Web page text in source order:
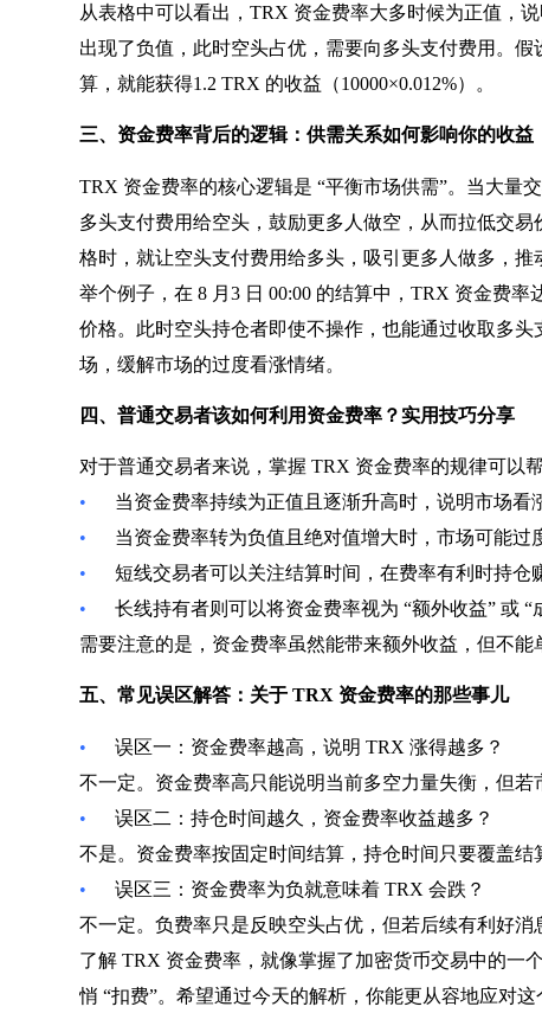
从表格中可以看出，TRX 资金费率大多时候为正值，
出现了负值，此时空头占优，需要向多头支付费用。假
算，就能获得1.2 TRX 的收益（10000×0.012%）。
三、资金费率背后的逻辑：供需关系如何影响你的收益
TRX 资金费率的核心逻辑是 “平衡市场供需”。当大量
多头支付费用给空头，鼓励更多人做空，从而拉低交
格时，就让空头支付费用给多头，吸引更多人做多，推
举个例子，在 8 月3 日 00:00 的结算中，TRX 资金费
价格。此时空头持仓者即使不操作，也能通过收取多
场，缓解市场的过度看涨情绪。
四、普通交易者该如何利用资金费率？实用技巧分享
对于普通交易者来说，掌握 TRX 资金费率的规律可以
• 当资金费率持续为正值且逐渐升高时，说明市场看
• 当资金费率转为负值且绝对值增大时，市场可能过
•短线交易者可以关注结算时间，在费率有利时持仓
•长线持有者则可以将资金费率视为 “额外收益” 或 “
需要注意的是，资金费率虽然能带来额外收益，但不
五、常见误区解答：关于 TRX 资金费率的那些事儿
•误区一：资金费率越高，说明 TRX 涨得越多？
不一定。资金费率高只能说明当前多空力量失衡，但若
•误区二：持仓时间越久，资金费率收益越多？
不是。资金费率按固定时间结算，持仓时间只要覆盖
•误区三：资金费率为负就意味着 TRX 会跌？
不一定。负费率只是反映空头占优，但若后续有利好消
了解 TRX 资金费率，就像掌握了加密货币交易中的一
悄 “扣费”。希望通过今天的解析，你能更从容地应对